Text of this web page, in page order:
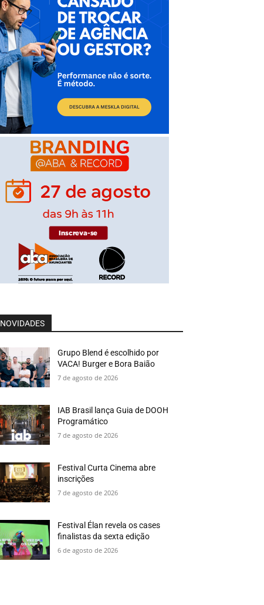
NOVIDADES
Grupo Blend é escolhido por
VACA! Burger e Bora Baião
7 de agosto de 2026
IAB Brasil lança Guia de DOOH
Programático
7 de agosto de 2026
Festival Curta Cinema abre
inscrições
7 de agosto de 2026
Festival Élan revela os cases
finalistas da sexta edição
6 de agosto de 2026